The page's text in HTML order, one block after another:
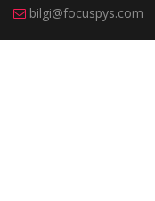
bilgi@focuspys.com